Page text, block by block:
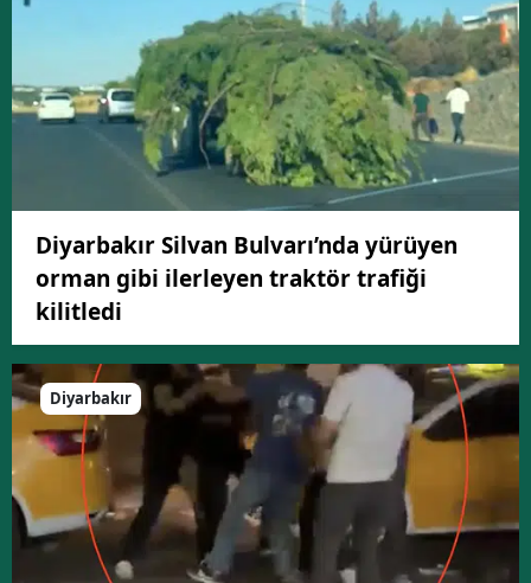
Diyarbakır Silvan Bulvarı’nda yürüyen
orman gibi ilerleyen traktör trafiği
kilitledi
Diyarbakır